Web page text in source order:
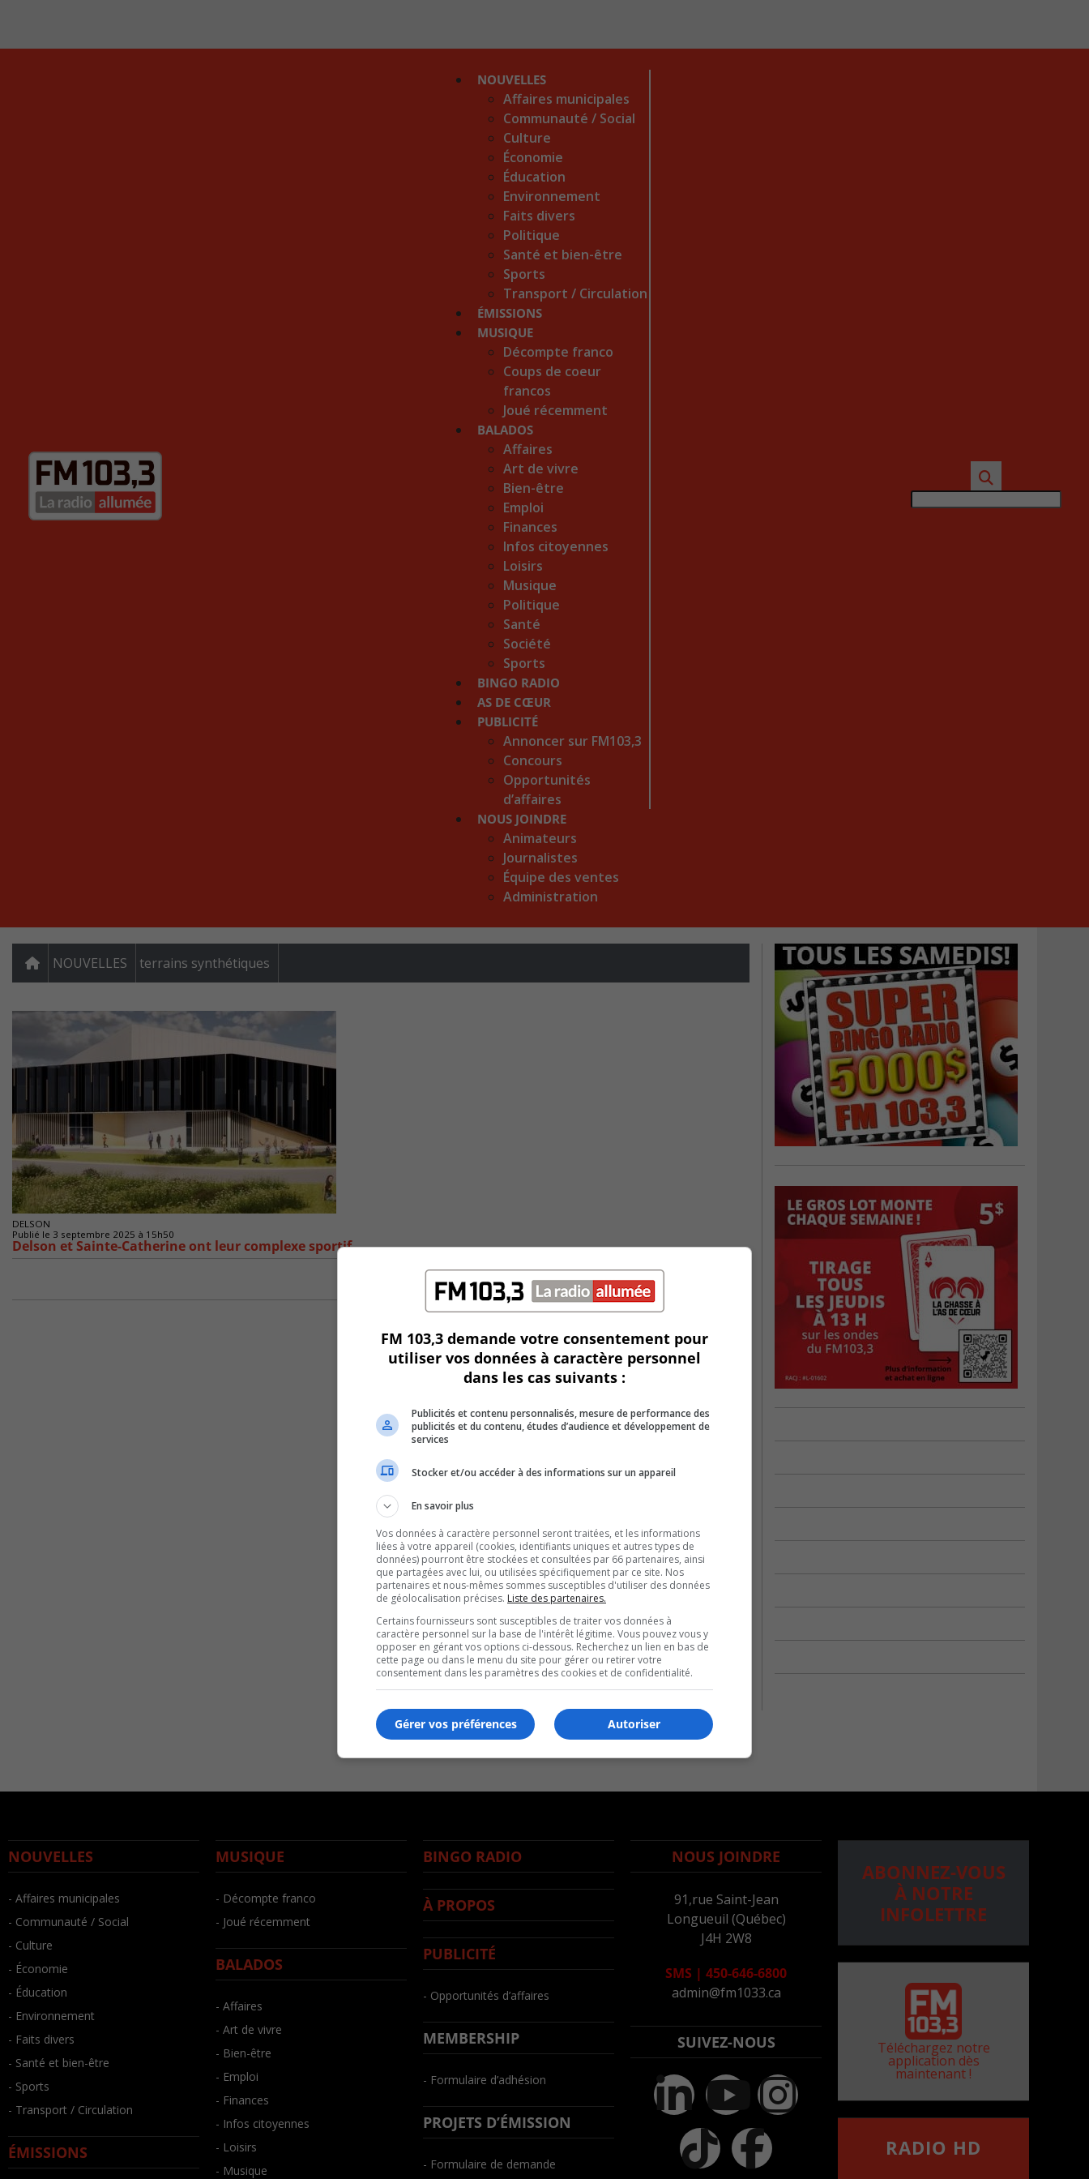
NOUVELLES
Affaires municipales
Communauté / Social
Culture
Économie
Éducation
Environnement
Faits divers
Politique
Santé et bien-être
Sports
Transport / Circulation
ÉMISSIONS
MUSIQUE
Décompte franco
Coups de coeur
francos
Joué récemment
BALADOS
Affaires
Art de vivre
Bien-être
Emploi
Finances
Infos citoyennes
Loisirs
Musique
Politique
Santé
Société
Sports
BINGO RADIO
AS DE CŒUR
PUBLICITÉ
Annoncer sur FM103,3
Concours
Opportunités
d’affaires
NOUS JOINDRE
Animateurs
Journalistes
Équipe des ventes
Administration
NOUVELLES terrains synthétiques
DELSON
Publié le 3 septembre 2025 à 15h50
Delson et Sainte-Catherine ont leur complexe sportif
NOUVELLES
- Affaires municipales
- Communauté / Social
- Culture
- Économie
- Éducation
- Environnement
- Faits divers
- Santé et bien-être
- Sports
- Transport / Circulation
ÉMISSIONS
MUSIQUE
- Décompte franco
- Joué récemment
BALADOS
- Affaires
- Art de vivre
- Bien-être
- Emploi
- Finances
- Infos citoyennes
- Loisirs
- Musique
BINGO RADIO
À PROPOS
PUBLICITÉ
- Opportunités d’affaires
MEMBERSHIP
- Formulaire d’adhésion
PROJETS D’ÉMISSION
- Formulaire de demande
NOUS JOINDRE
91,rue Saint-Jean
Longueuil (Québec)
J4H 2W8
SMS | 450-646-6800
admin@fm1033.ca
SUIVEZ-NOUS
ABONNEZ-VOUS
À NOTRE
INFOLETTRE
Téléchargez notre
application dès
maintenant !
RADIO HD
FM 103,3 demande votre consentement pour
utiliser vos données à caractère personnel
dans les cas suivants :
Publicités et contenu personnalisés, mesure de performance des
publicités et du contenu, études d’audience et développement de
services
Stocker et/ou accéder à des informations sur un appareil
En savoir plus
Vos données à caractère personnel seront traitées, et les informations
liées à votre appareil (cookies, identifiants uniques et autres types de
données) pourront être stockées et consultées par 66 partenaires, ainsi
que partagées avec lui, ou utilisées spécifiquement par ce site. Nos
partenaires et nous-mêmes sommes susceptibles d'utiliser des données
de géolocalisation précises. Liste des partenaires.
Certains fournisseurs sont susceptibles de traiter vos données à
caractère personnel sur la base de l'intérêt légitime. Vous pouvez vous y
opposer en gérant vos options ci-dessous. Recherchez un lien en bas de
cette page ou dans le menu du site pour gérer ou retirer votre
consentement dans les paramètres des cookies et de confidentialité.
Autoriser
Gérer vos préférences